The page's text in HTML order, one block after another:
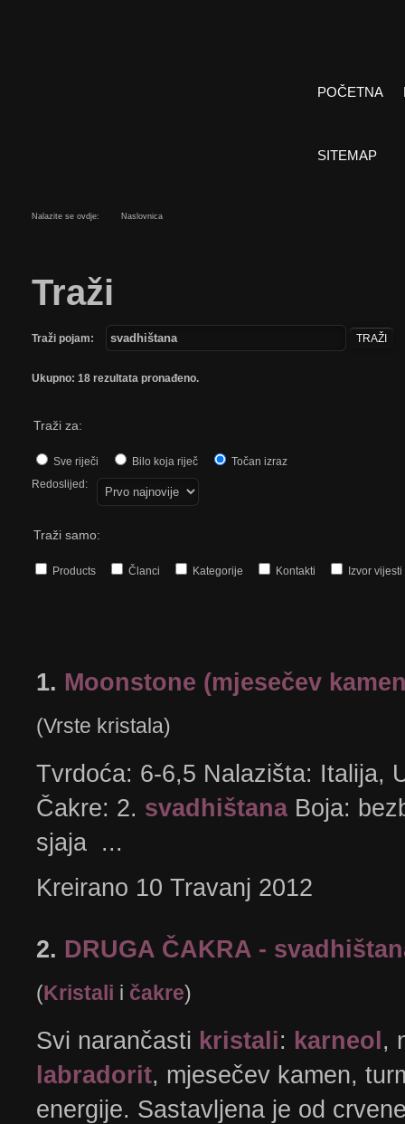
POČETNA
SITEMAP
Nalazite se ovdje: Naslovnica
Traži
Traži pojam: TRAŽI
Ukupno: 18 rezultata pronađeno.
Traži za:
Sve riječi Bilo koja riječ
Točan izraz
Redoslijed:
Traži samo:
Products Članci Kategorije Kontakti Izvor vijesti
1. Moonstone (mjesečev
(Vrste kristala)
Tvrdoća: 6-6,5 Nalazišta: Italija,
Čakre: 2. svadhištana Boja:
sjaja ...
Kreirano 10 Travanj 2012
2. DRUGA ČAKRA -
(Kristali i čakre)
Svi narančasti kristali: karneol,
labradorit, mjesečev kamen,
energije. Sastavljena je od